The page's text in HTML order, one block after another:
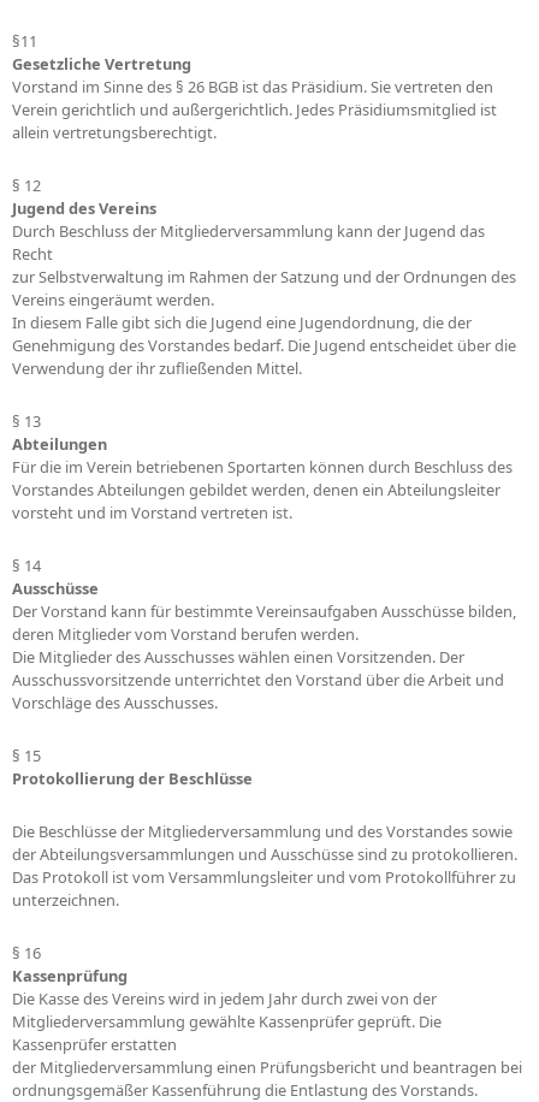
§11
Gesetzliche Vertretung
Vorstand im Sinne des § 26 BGB ist das Präsidium. Sie vertreten den
Verein gerichtlich und außergerichtlich. Jedes Präsidiumsmitglied ist
allein vertretungsberechtigt.
§ 12
Jugend des Vereins
Durch Beschluss der Mitgliederversammlung kann der Jugend das
Recht
zur Selbstverwaltung im Rahmen der Satzung und der Ordnungen des
Vereins eingeräumt werden.
In diesem Falle gibt sich die Jugend eine Jugendordnung, die der
Genehmigung des Vorstandes bedarf. Die Jugend entscheidet über die
Verwendung der ihr zufließenden Mittel.
§ 13
Abteilungen
Für die im Verein betriebenen Sportarten können durch Beschluss des
Vorstandes Abteilungen gebildet werden, denen ein Abteilungsleiter
vorsteht und im Vorstand vertreten ist.
§ 14
Ausschüsse
Der Vorstand kann für bestimmte Vereinsaufgaben Ausschüsse bilden,
deren Mitglieder vom Vorstand berufen werden.
Die Mitglieder des Ausschusses wählen einen Vorsitzenden. Der
Ausschussvorsitzende unterrichtet den Vorstand über die Arbeit und
Vorschläge des Ausschusses.
§ 15
Protokollierung der Beschlüsse
Die Beschlüsse der Mitgliederversammlung und des Vorstandes sowie
der Abteilungsversammlungen und Ausschüsse sind zu protokollieren.
Das Protokoll ist vom Versammlungsleiter und vom Protokollführer zu
unterzeichnen.
§ 16
Kassenprüfung
Die Kasse des Vereins wird in jedem Jahr durch zwei von der
Mitgliederversammlung gewählte Kassenprüfer geprüft. Die
Kassenprüfer erstatten
der Mitgliederversammlung einen Prüfungsbericht und beantragen bei
ordnungsgemäßer Kassenführung die Entlastung des Vorstands.